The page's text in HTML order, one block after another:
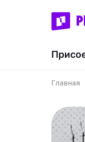
Главная